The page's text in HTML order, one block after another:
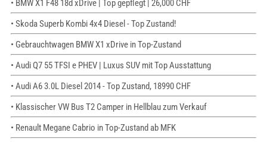
• BMW X1 F48 18d xDrive | Top gepflegt | 26,000 CHF
• Skoda Superb Kombi 4x4 Diesel - Top Zustand!
• Gebrauchtwagen BMW X1 xDrive in Top-Zustand
• Audi Q7 55 TFSI e PHEV | Luxus SUV mit Top Ausstattung
• Audi A6 3.0L Diesel 2014 - Top Zustand, 18990 CHF
• Klassischer VW Bus T2 Camper in Hellblau zum Verkauf
• Renault Megane Cabrio in Top-Zustand ab MFK